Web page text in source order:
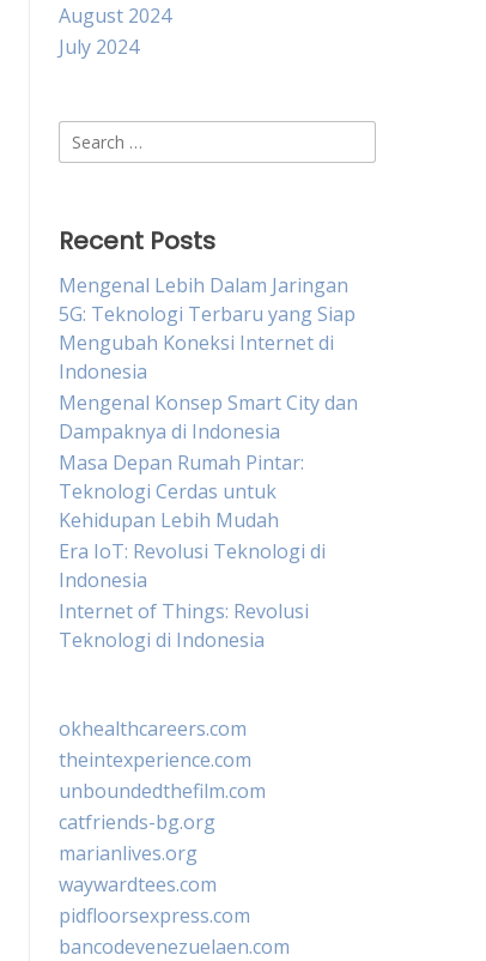
August 2024
July 2024
Search
for:
Recent Posts
Mengenal Lebih Dalam Jaringan
5G: Teknologi Terbaru yang Siap
Mengubah Koneksi Internet di
Indonesia
Mengenal Konsep Smart City dan
Dampaknya di Indonesia
Masa Depan Rumah Pintar:
Teknologi Cerdas untuk
Kehidupan Lebih Mudah
Era IoT: Revolusi Teknologi di
Indonesia
Internet of Things: Revolusi
Teknologi di Indonesia
okhealthcareers.com
theintexperience.com
unboundedthefilm.com
catfriends-bg.org
marianlives.org
waywardtees.com
pidfloorsexpress.com
bancodevenezuelaen.com